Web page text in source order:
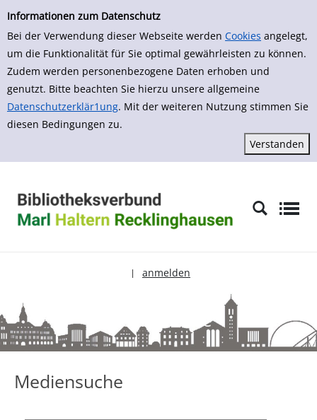
Informationen zum Datenschutz
Bei der Verwendung dieser Webseite werden Cookies angelegt,
um die Funktionalität für Sie optimal gewährleisten zu können.
Zudem werden personenbezogene Daten erhoben und
genutzt. Bitte beachten Sie hierzu unsere allgemeine
Datenschutzerklär1ung. Mit der weiteren Nutzung stimmen Sie
diesen Bedingungen zu.
zur Navigation springen
zum Inhalt springen
Zur Detailanzeige springen
| anmelden
Mediensuche
Mediensuche